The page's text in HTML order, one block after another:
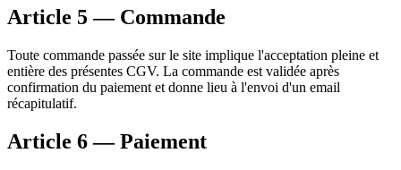
Article 5 — Commande
Toute commande passée sur le site implique l'acceptation pleine et
entière des présentes CGV. La commande est validée après
confirmation du paiement et donne lieu à l'envoi d'un email
récapitulatif.
Article 6 — Paiement